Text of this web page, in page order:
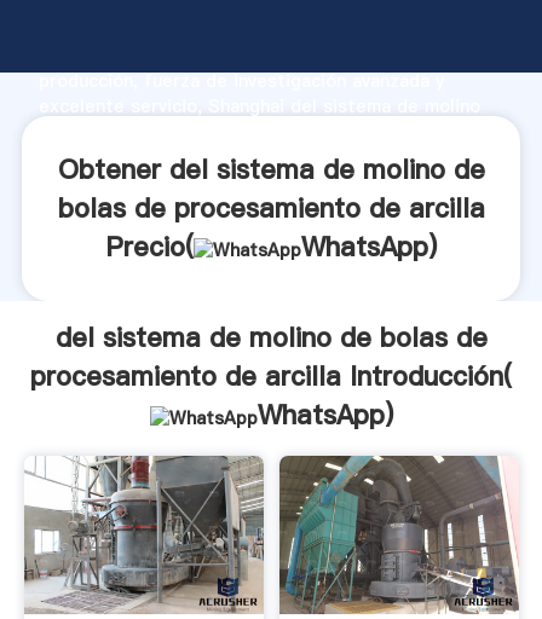
producción, fuerza de investigación avanzada y
el valor y aporta valores a todos los clientes.
Obtener del sistema de molino de
bolas de procesamiento de arcilla
Precio(
WhatsApp)
del sistema de molino de bolas de
procesamiento de arcilla Introducción(
WhatsApp)